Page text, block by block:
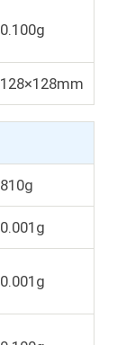
0.100g
128×128mm
810g
0.001g
0.001g